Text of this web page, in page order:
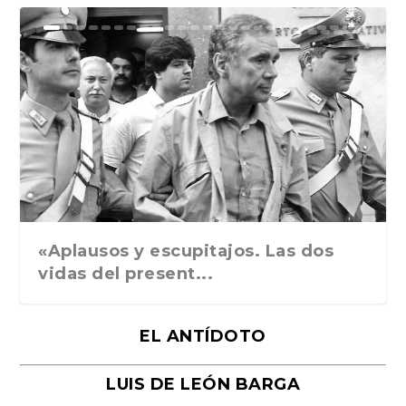
Ground Rules. Alejan...
«Rafael: Poesía subl...
Bienvenidos al circo...
Georges de La Tour. ...
Robert Capa: la hist...
«Aplausos y escupitajos. Las dos
vidas del present...
EL ANTÍDOTO
LUIS DE LEÓN BARGA